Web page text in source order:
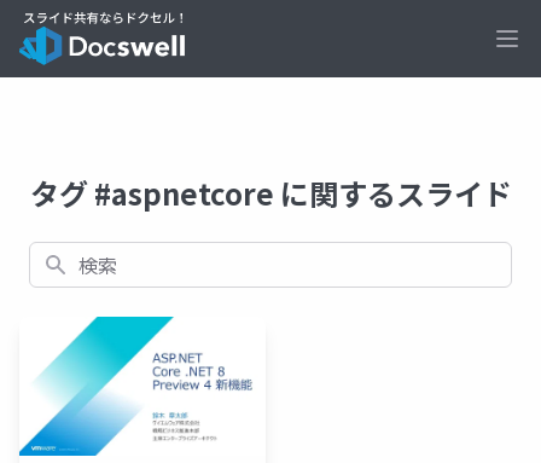
タグ #aspnetcore に関するスライド
検索